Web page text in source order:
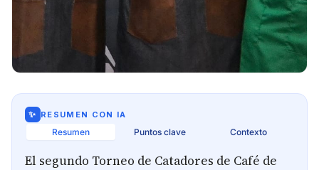
✨ RESUMEN CON IA
Resumen Puntos clave Contexto
El segundo Torneo de Catadores de Café de